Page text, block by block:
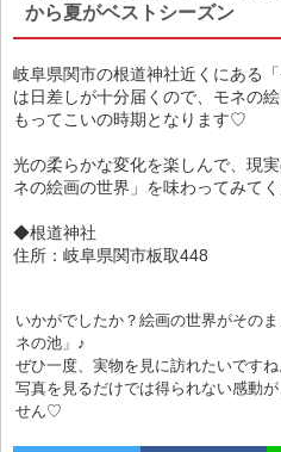
から夏がベストシーズン
岐阜県関市の根道神社近くにある
は日差しが十分届くので、モネの
もってこいの時期となります♡
光の柔らかな変化を楽しんで、現
ネの絵画の世界」を味わってみて
◆根道神社
住所：岐阜県関市板取448
いかがでしたか？絵画の世界がその
ネの池」♪
ぜひ一度、実物を見に訪れたいですね
写真を見るだけでは得られない感動
せん♡